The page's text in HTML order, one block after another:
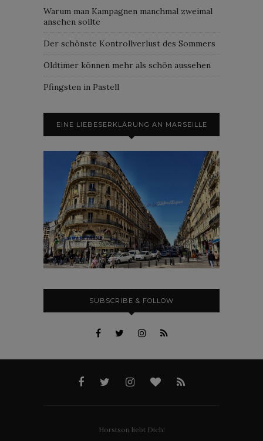
Warum man Kampagnen manchmal zweimal
ansehen sollte
Der schönste Kontrollverlust des Sommers
Oldtimer können mehr als schön aussehen
Pfingsten in Pastell
EINE LIEBESERKLÄRUNG AN MARSEILLE
SUBSCRIBE & FOLLOW
Horstson liebt Dich!